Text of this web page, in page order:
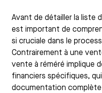
Avant de détailler la liste
est important de
si cruciale dans le
Contrairement à une
vente à réméré implique
financiers spécifiques,
documentation